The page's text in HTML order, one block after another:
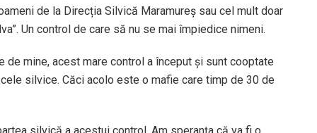
de la Direcția Silvică Maramureș sau cel mult doar
Un control de care să nu se mai împiedice nimeni.
de mine, acest mare control a început și sunt cooptate
silvice. Căci acolo este o mafie care timp de 30 de
silvică a acestui control. Am speranța că va fi o